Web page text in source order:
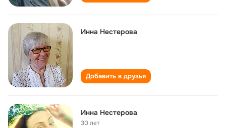
Инна Нестерова
Добавить в друзья
Инна Нестерова
30 лет